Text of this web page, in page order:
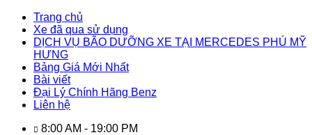
Trang chủ
Xe đã qua sử dụng
DỊCH VỤ BÃO DƯỠNG XE TẠI MERCEDES PHÚ MỸ
HƯNG
Bảng Giá Mới Nhất
Bài viết
Đại Lý Chính Hãng Benz
Liên hệ
8:00 AM - 19:00 PM